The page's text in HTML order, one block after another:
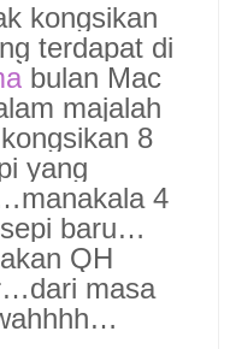
kongsikan
terdapat di
bulan Mac
majalah
8
yang
4
baru…
QH
masa